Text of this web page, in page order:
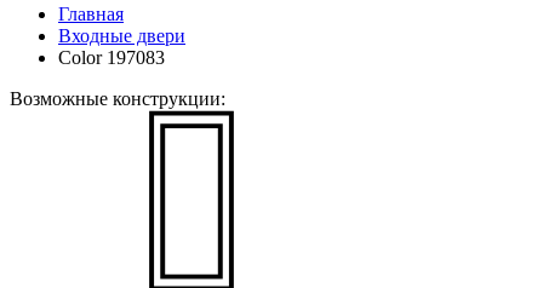
Главная
Входные двери
Color 197083
Возможные конструкции: